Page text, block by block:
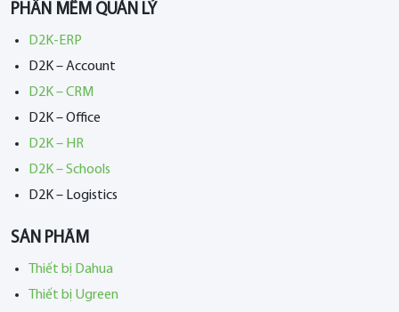
PHẦN MỀM QUẢN LÝ
D2K-ERP
D2K – Account
D2K – CRM
D2K – Office
D2K – HR
D2K – Schools
D2K – Logistics
SẢN PHẨM
Thiết bị Dahua
Thiết bị Ugreen